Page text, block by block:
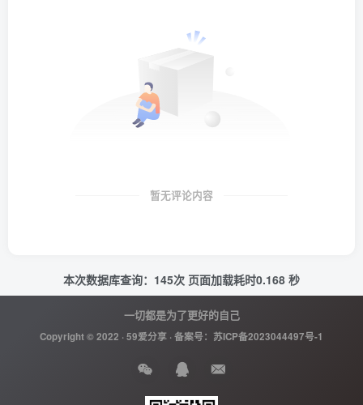
暂无评论内容
本次数据库查询：145次 页面加载耗时0.168 秒
一切都是为了更好的自己
Copyright © 2022 ·59爱分享 · 备案号： 苏ICP备2023044497号-1